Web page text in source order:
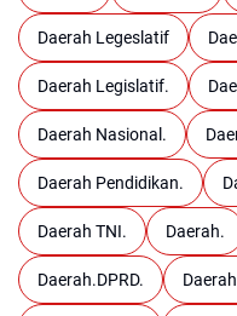
Daerah Legeslatif
Daerah Legislatif.
Daerah Nasional.
Daerah Pendidikan.
Daerah TNI. Daerah.
Daerah.DPRD.